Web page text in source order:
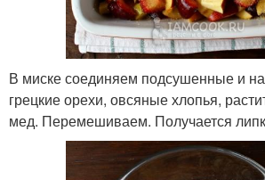
В миске соединяем подсушенные и
грецкие орехи, овсяные хлопья,
мед. Перемешиваем. Получается